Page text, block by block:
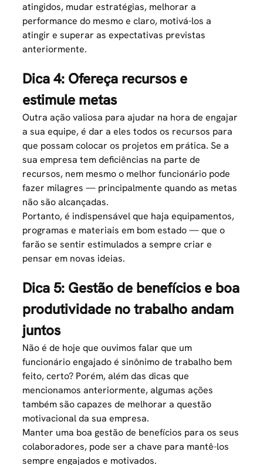
atingidos, mudar estratégias, melhorar a
performance do mesmo e claro, motivá-los a
atingir e superar as expectativas previstas
anteriormente.
Dica 4: Ofereça recursos e
estimule metas
Outra ação valiosa para ajudar na hora de engajar
a sua equipe, é dar a eles todos os recursos para
que possam colocar os projetos em prática. Se a
sua empresa tem deficiências na parte de
recursos, nem mesmo o melhor funcionário pode
fazer milagres — principalmente quando as metas
não são alcançadas.
Portanto, é indispensável que haja equipamentos,
programas e materiais em bom estado — que o
farão se sentir estimulados a sempre criar e
pensar em novas ideias.
Dica 5: Gestão de benefícios e boa
produtividade no trabalho andam
juntos
Não é de hoje que ouvimos falar que um
funcionário engajado é sinônimo de trabalho bem
feito, certo? Porém, além das dicas que
mencionamos anteriormente, algumas ações
também são capazes de melhorar a questão
motivacional da sua empresa.
Manter uma boa gestão de benefícios para os seus
colaboradores, pode ser a chave para mantê-los
sempre engajados e motivados.